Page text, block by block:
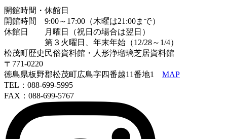
開館時間・休館日
開館時間 9:00～17:00（木曜は21:00まで）
休館日 月曜日（祝日の場合は翌日）
第３火曜日、年末年始（12/28～1/4）
松茂町歴史民俗資料館・人形浄瑠璃芝居資料館
〒771-0220
徳島県板野郡松茂町広島字四番越11番地1 MAP
TEL：088-699-5995
FAX：088-699-5767